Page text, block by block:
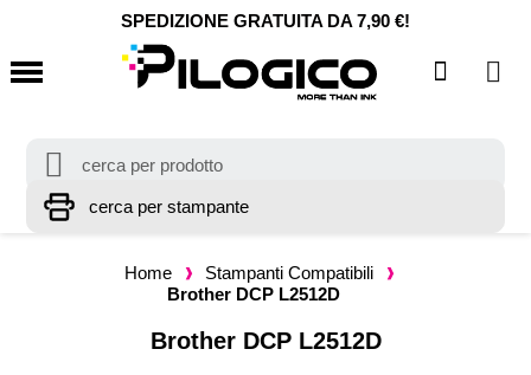
SPEDIZIONE GRATUITA DA 7,90 €!
Home
Stampanti Compatibili
Brother DCP L2512D
Brother DCP L2512D